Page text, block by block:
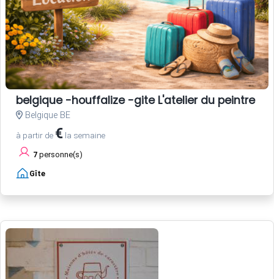
belgique -houffalize -gite L'atelier du peintre
Belgique BE
à partir de € la semaine
7 personne(s)
Gîte